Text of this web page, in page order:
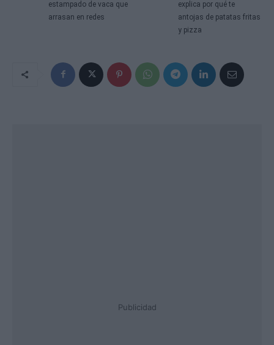
estampado de vaca que
arrasan en redes
explica por qué te
antojas de patatas fritas
y pizza
Publicidad